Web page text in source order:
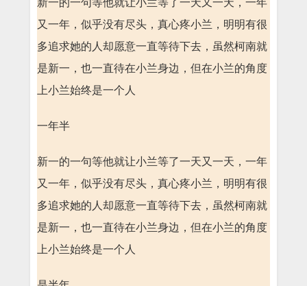
新一的一句等他就让小兰等了一天又一天，一年
又一年，似乎没有尽头，真心疼小兰，明明有很
多追求她的人却愿意一直等待下去，虽然柯南就
是新一，也一直待在小兰身边，但在小兰的角度
上小兰始终是一个人
一年半
新一的一句等他就让小兰等了一天又一天，一年
又一年，似乎没有尽头，真心疼小兰，明明有很
多追求她的人却愿意一直等待下去，虽然柯南就
是新一，也一直待在小兰身边，但在小兰的角度
上小兰始终是一个人